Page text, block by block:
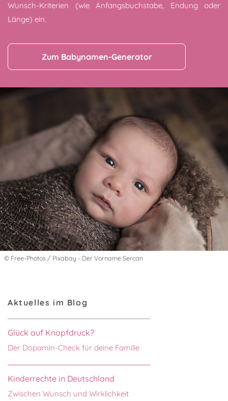
Wunsch-Kriterien (wie Anfangsbuchstabe, Endung oder
Länge) ein.
Zum Babynamen-Generator
© Free-Photos / Pixabay - Der Vorname Sercan
Aktuelles im Blog
Glück auf Knopfdruck?
Der Dopamin-Check für deine Familie
Kinderrechte in Deutschland
Zwischen Wunsch und Wirklichkeit